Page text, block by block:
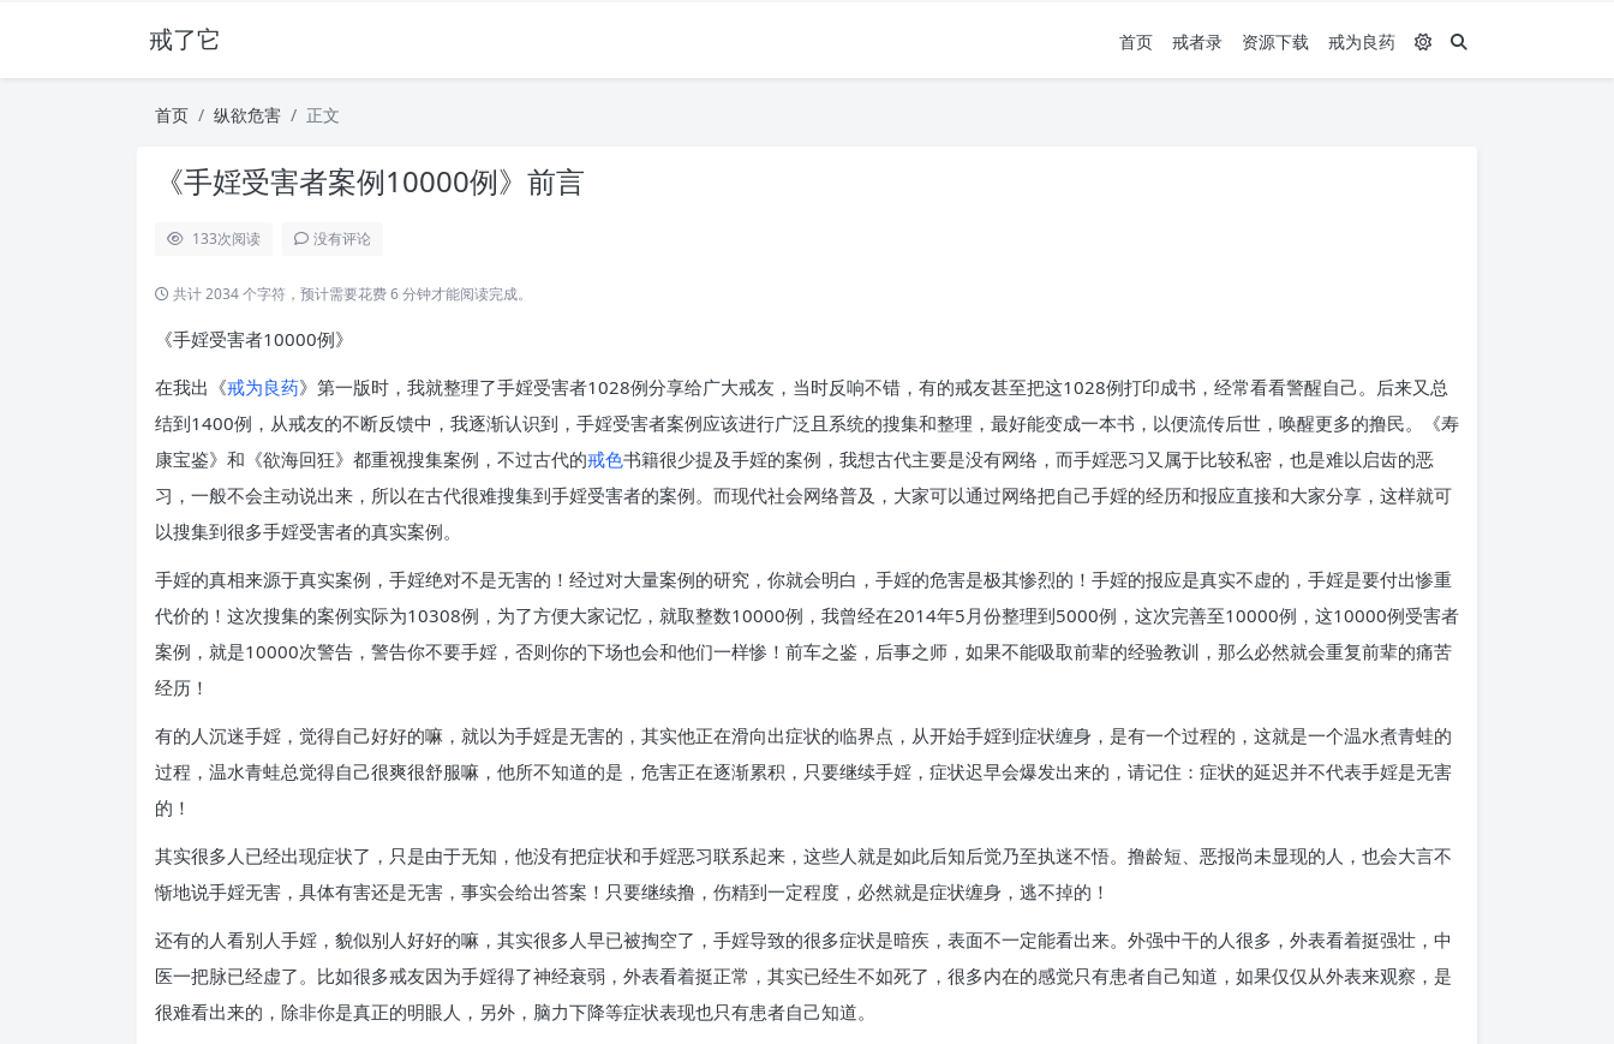
戒了它 首页 戒者录 资源下载 戒为良药
首页 纵欲危害 正文
《手婬受害者案例10000例》前言
133次阅读 没有评论
共计 2034 个字符，预计需要花费 6 分钟才能阅读完成。
《手婬受害者10000例》
在我出《戒为良药》第一版时，我就整理了手婬受害者1028例分享给广大戒友，当时反响不错，有的戒友甚至把这1028例打印成书，经常看看警醒自己。后来又总
结到1400例，从戒友的不断反馈中，我逐渐认识到，手婬受害者案例应该进行广泛且系统的搜集和整理，最好能变成一本书，以便流传后世，唤醒更多的撸民。《寿
康宝鉴》和《欲海回狂》都重视搜集案例，不过古代的戒色书籍很少提及手婬的案例，我想古代主要是没有网络，而手婬恶习又属于比较私密，也是难以启齿的恶
习，一般不会主动说出来，所以在古代很难搜集到手婬受害者的案例。而现代社会网络普及，大家可以通过网络把自己手婬的经历和报应直接和大家分享，这样就可
以搜集到很多手婬受害者的真实案例。
手婬的真相来源于真实案例，手婬绝对不是无害的！经过对大量案例的研究，你就会明白，手婬的危害是极其惨烈的！手婬的报应是真实不虚的，手婬是要付出惨重
代价的！这次搜集的案例实际为10308例，为了方便大家记忆，就取整数10000例，我曾经在2014年5月份整理到5000例，这次完善至10000例，这10000例受害者
案例，就是10000次警告，警告你不要手婬，否则你的下场也会和他们一样惨！前车之鉴，后事之师，如果不能吸取前辈的经验教训，那么必然就会重复前辈的痛苦
经历！
有的人沉迷手婬，觉得自己好好的嘛，就以为手婬是无害的，其实他正在滑向出症状的临界点，从开始手婬到症状缠身，是有一个过程的，这就是一个温水煮青蛙的
过程，温水青蛙总觉得自己很爽很舒服嘛，他所不知道的是，危害正在逐渐累积，只要继续手婬，症状迟早会爆发出来的，请记住：症状的延迟并不代表手婬是无害
的！
其实很多人已经出现症状了，只是由于无知，他没有把症状和手婬恶习联系起来，这些人就是如此后知后觉乃至执迷不悟。撸龄短、恶报尚未显现的人，也会大言不
惭地说手婬无害，具体有害还是无害，事实会给出答案！只要继续撸，伤精到一定程度，必然就是症状缠身，逃不掉的！
还有的人看别人手婬，貌似别人好好的嘛，其实很多人早已被掏空了，手婬导致的很多症状是暗疾，表面不一定能看出来。外强中干的人很多，外表看着挺强壮，中
医一把脉已经虚了。比如很多戒友因为手婬得了神经衰弱，外表看着挺正常，其实已经生不如死了，很多内在的感觉只有患者自己知道，如果仅仅从外表来观察，是
很难看出来的，除非你是真正的明眼人，另外，脑力下降等症状表现也只有患者自己知道。